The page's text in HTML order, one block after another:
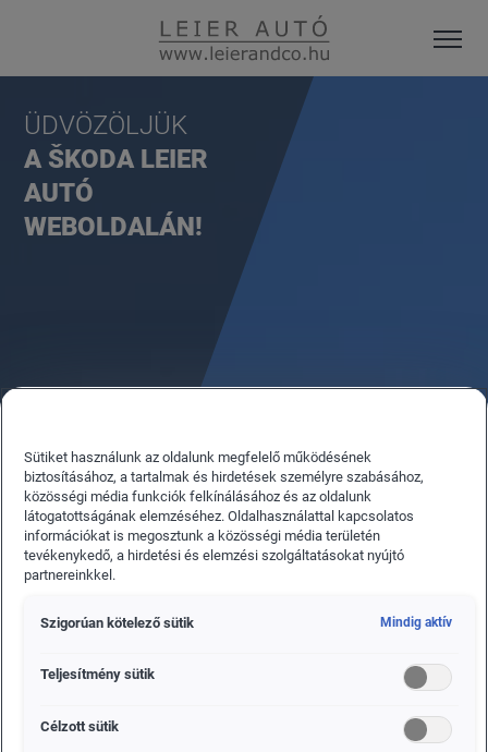
ÜDVÖZÖLJÜK
A ŠKODA LEIER
AUTÓ
WEBOLDALÁN!
Sütiket használunk az oldalunk megfelelő működésének
biztosításához, a tartalmak és hirdetések személyre szabásához,
közösségi média funkciók felkínálásához és az oldalunk
látogatottságának elemzéséhez. Oldalhasználattal kapcsolatos
információkat is megosztunk a közösségi média területén
tevékenykedő, a hirdetési és elemzési szolgáltatásokat nyújtó
partnereinkkel.
Szigorúan kötelező sütik Mindig aktív
Teljesítmény sütik
Célzott sütik